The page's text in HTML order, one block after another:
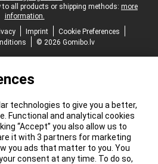
to all products or shipping methods: more
information.
Imprint
Cookie Preferences
© 2026 Gomibo.lv
technologies to give you a better,
Functional and analytical cookies
“Accept” you also allow us to
it with 3 partners for marketing
you ads that matter to you. You
consent at any time. To do so,